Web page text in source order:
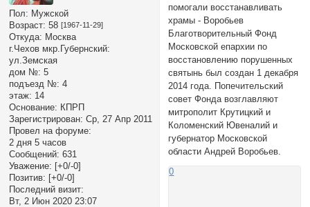
Пол: Мужской
Возраст: 58 [1967-11-29]
Откуда: Москва
г.Чехов мкр.Губернский:
ул.Земская
дом №: 5
подъезд №: 4
этаж: 14
Основание: КПРП
Зарегистрирован: Ср, 27 Апр 2011
Провел на форуме:
2 дня 5 часов
Сообщений: 631
Уважение: [+0/-0]
Позитив: [+0/-0]
Последний визит:
Вт, 2 Июн 2020 23:07
помогали восстанавливать
храмы - Воробьев
Благотворительный Фонд
Московской епархии по
восстановлению порушенных
святынь был создан 1 декабря
2014 года. Попечительский
совет Фонда возглавляют
митрополит Крутицкий и
Коломенский Ювеналий и
губернатор Московской
области Андрей Воробьев.
0